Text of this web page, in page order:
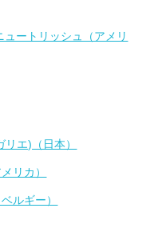
ュートリッシュ（アメリ
エ)（日本）
リカ）
ルギー）